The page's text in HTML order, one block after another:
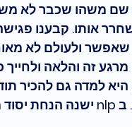
שם משהו שכבר לא
אותו. קבענו
שאפשר ולעולם לא
זה והלאה
למדה גם להכיר
ב nlp
ישנה הנחת